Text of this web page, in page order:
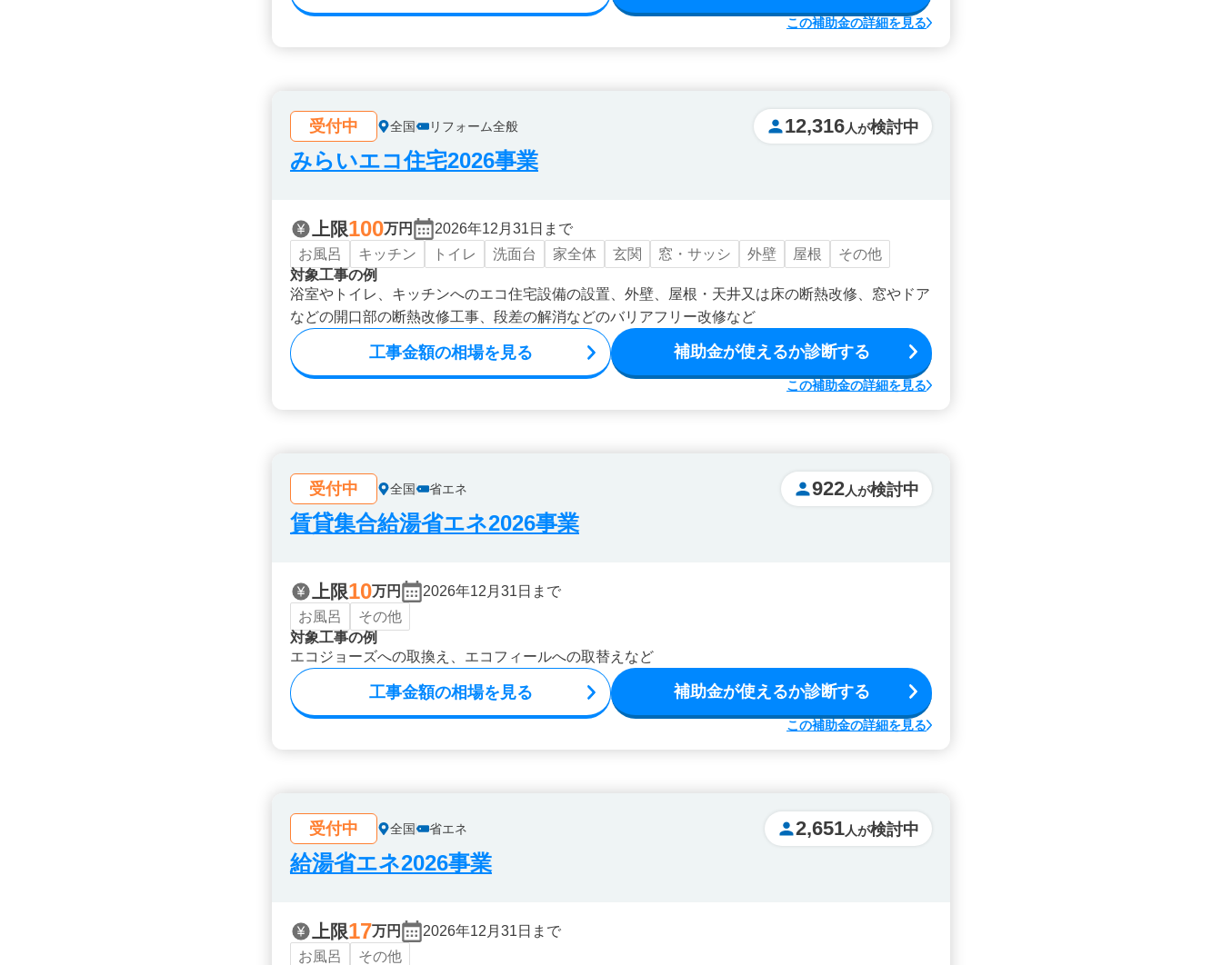
この補助金の詳細を見る
受付中 全国 リフォーム全般 12,316人が検討中
みらいエコ住宅2026事業
上限100万円
2026年12月31日まで
お風呂
キッチン トイレ 洗面台 家全体 玄関 窓・サッシ 外壁 屋根
その他
対象工事の例
浴室やトイレ、キッチンへのエコ住宅設備の設置、外壁、屋根・天井又は床の断熱改修、窓やドア
などの開口部の断熱改修工事、段差の解消などのバリアフリー改修など
工事金額の相場を見る 補助金が使えるか診断する
この補助金の詳細を見る
受付中 全国 省エネ 922人が検討中
賃貸集合給湯省エネ2026事業
上限10万円
2026年12月31日まで
お風呂
その他
対象工事の例
エコジョーズへの取換え、エコフィールへの取替えなど
工事金額の相場を見る 補助金が使えるか診断する
この補助金の詳細を見る
受付中 全国 省エネ 2,651人が検討中
給湯省エネ2026事業
上限17万円
2026年12月31日まで
お風呂
その他